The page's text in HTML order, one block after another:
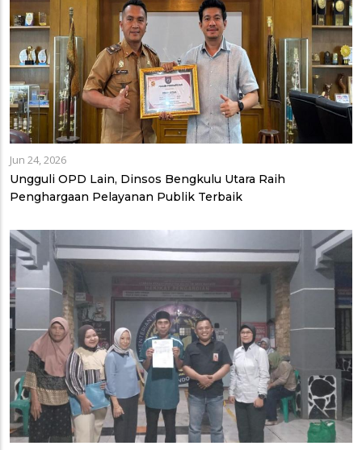
Jun 24, 2026
Ungguli OPD Lain, Dinsos Bengkulu Utara Raih
Penghargaan Pelayanan Publik Terbaik